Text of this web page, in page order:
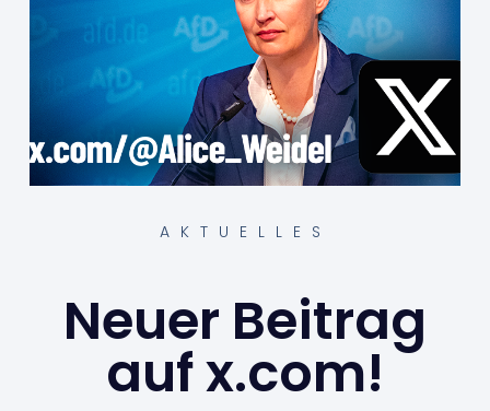
AKTUELLES
Neuer Beitrag
auf x.com!